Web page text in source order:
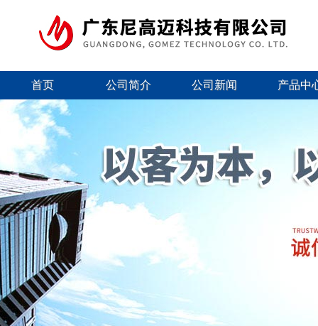
首页 公司简介 公司新闻 产品中